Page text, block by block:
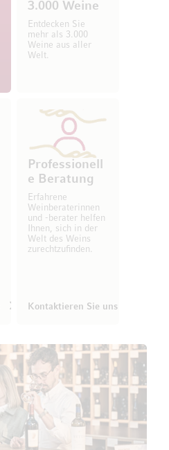
3.000 Weine
Entdecken Sie
mehr als 3.000
Weine aus aller
Welt.
Professionell
e Beratung
Erfahrene
Weinberaterinnen
und -berater helfen
Ihnen, sich in der
Welt des Weins
zurechtzufinden.
Kontaktieren Sie uns